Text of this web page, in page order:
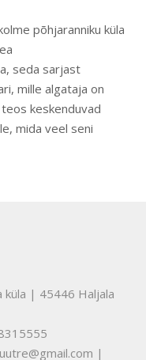
põhjaranniku küla
seda sarjast
mille algataja on
keskenduvad
mida veel seni
küla | 45446 Haljala
|